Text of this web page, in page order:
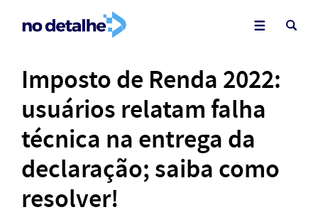
Imposto de Renda 2022:
usuários relatam falha
técnica na entrega da
declaração; saiba como
resolver!